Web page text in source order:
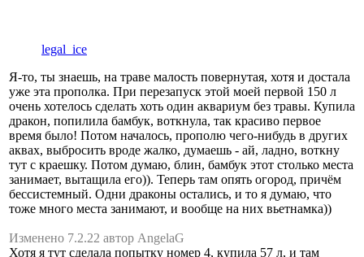
legal_ice
Я-то, ты знаешь, на траве малость повернутая, хотя и достала
уже эта прополка. При перезапуск этой моей первой 150 л
очень хотелось сделать хоть один аквариум без травы. Купила
дракон, попилила бамбук, воткнула, так красиво первое
время было! Потом началось, прополю чего-нибудь в других
аквах, выбросить вроде жалко, думаешь - ай, ладно, воткну
тут с краешку. Потом думаю, блин, бамбук этот столько места
занимает, вытащила его)). Теперь там опять огород, причём
бессистемный. Одни драконы остались, и то я думаю, что
тоже много места занимают, и вообще на них вьетнамка))
Изменено 7.2.22 автор AngelaG
Хотя я тут сделала попытку номер 4, купила 57 л, и там